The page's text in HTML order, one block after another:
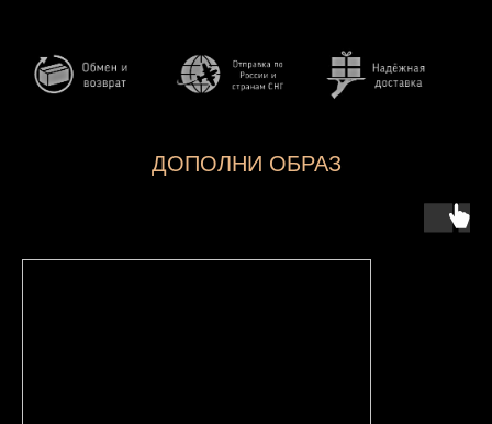
ДОПОЛНИ ОБРАЗ